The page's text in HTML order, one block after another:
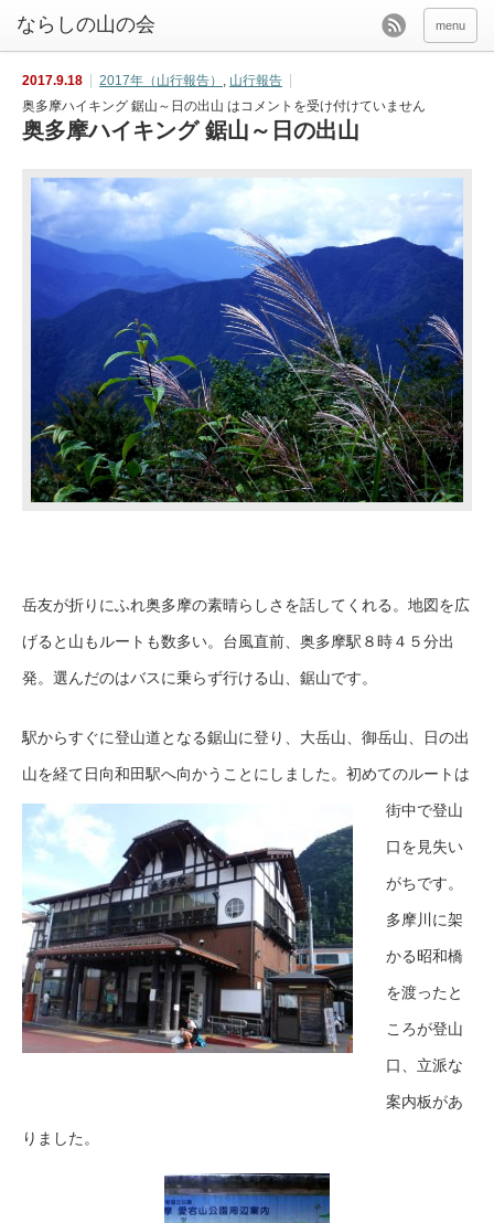
menu
2017.9.18 2017年（山行報告） , 山行報告
奥多摩ハイキング 鋸山～日の出山 はコメントを受け付けていません
奥多摩ハイキング 鋸山～日の出山
岳友が折りにふれ奥多摩の素晴らしさを話してくれる。地図を広
げると山もルートも数多い。台風直前、奥多摩駅８時４５分出
発。選んだのはバスに乗らず行ける山、鋸山です。
駅からすぐに登山道となる鋸山に登り、大岳山、御岳山、日の出
山を経て日向和田駅へ向かうことにしました。 初めてのルートは
街中で登山
口を見失い
がちです。
多摩川に架
かる昭和橋
を渡ったと
ころが登山
口、立派な
案内板があ
りました。